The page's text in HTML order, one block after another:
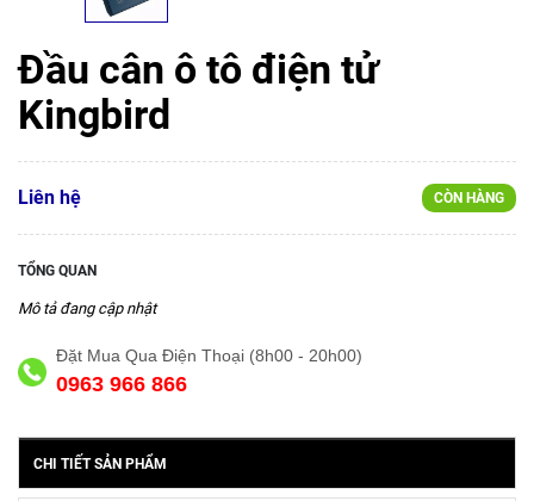
Đầu cân ô tô điện tử
Kingbird
Liên hệ CÒN HÀNG
TỔNG QUAN
Mô tả đang cập nhật
Đặt Mua Qua Điện Thoại (8h00 - 20h00)
0963 966 866
CHI TIẾT SẢN PHẨM